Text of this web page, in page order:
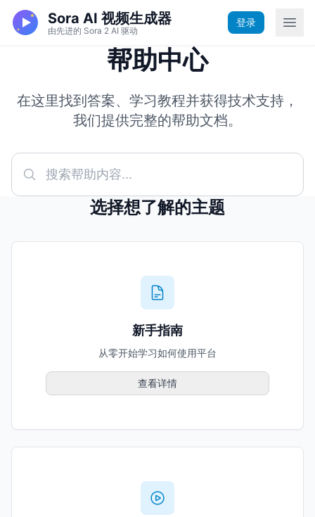
Sora AI 视频生成器
由先进的 Sora 2 AI 驱动
登录
帮助中心
在这里找到答案、学习教程并获得技术支持，
我们提供完整的帮助文档。
选择想了解的主题
新手指南
从零开始学习如何使用平台
查看详情